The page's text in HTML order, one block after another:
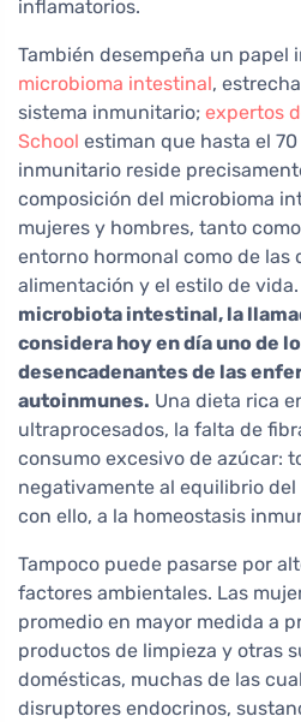
inflamatorios.
También desempeña un papel
microbioma intestinal,
sistema inmunitario; expertos
School estiman que hasta el 70
inmunitario reside
composición del microbioma
mujeres y hombres, tanto
entorno hormonal como de las
alimentación y el estilo de vida.
microbiota intestinal, la
considera hoy en día uno de
desencadenantes de las
autoinmunes. Una dieta rica
ultraprocesados, la falta de
consumo excesivo de azúcar:
negativamente al equilibrio
con ello, a la homeostasis
Tampoco puede pasarse por
factores ambientales. Las
promedio en mayor medida a
productos de limpieza y otras
domésticas, muchas de las
disruptores endocrinos,